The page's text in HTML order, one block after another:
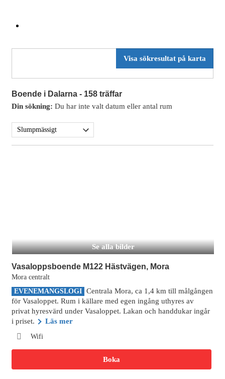
Boende i Dalarna - 158 träffar
Din sökning: Du har inte valt datum eller antal rum
Vasaloppsboende M122 Hästvägen, Mora
Mora centralt
EVENEMANGSLOGI Centrala Mora, ca 1,4 km till målgången
för Vasaloppet. Rum i källare med egen ingång uthyres av
privat hyresvärd under Vasaloppet. Lakan och handdukar ingår
i priset.
Läs mer
Wifi
Boka
Se alla bilder
Visa sökresultat på karta